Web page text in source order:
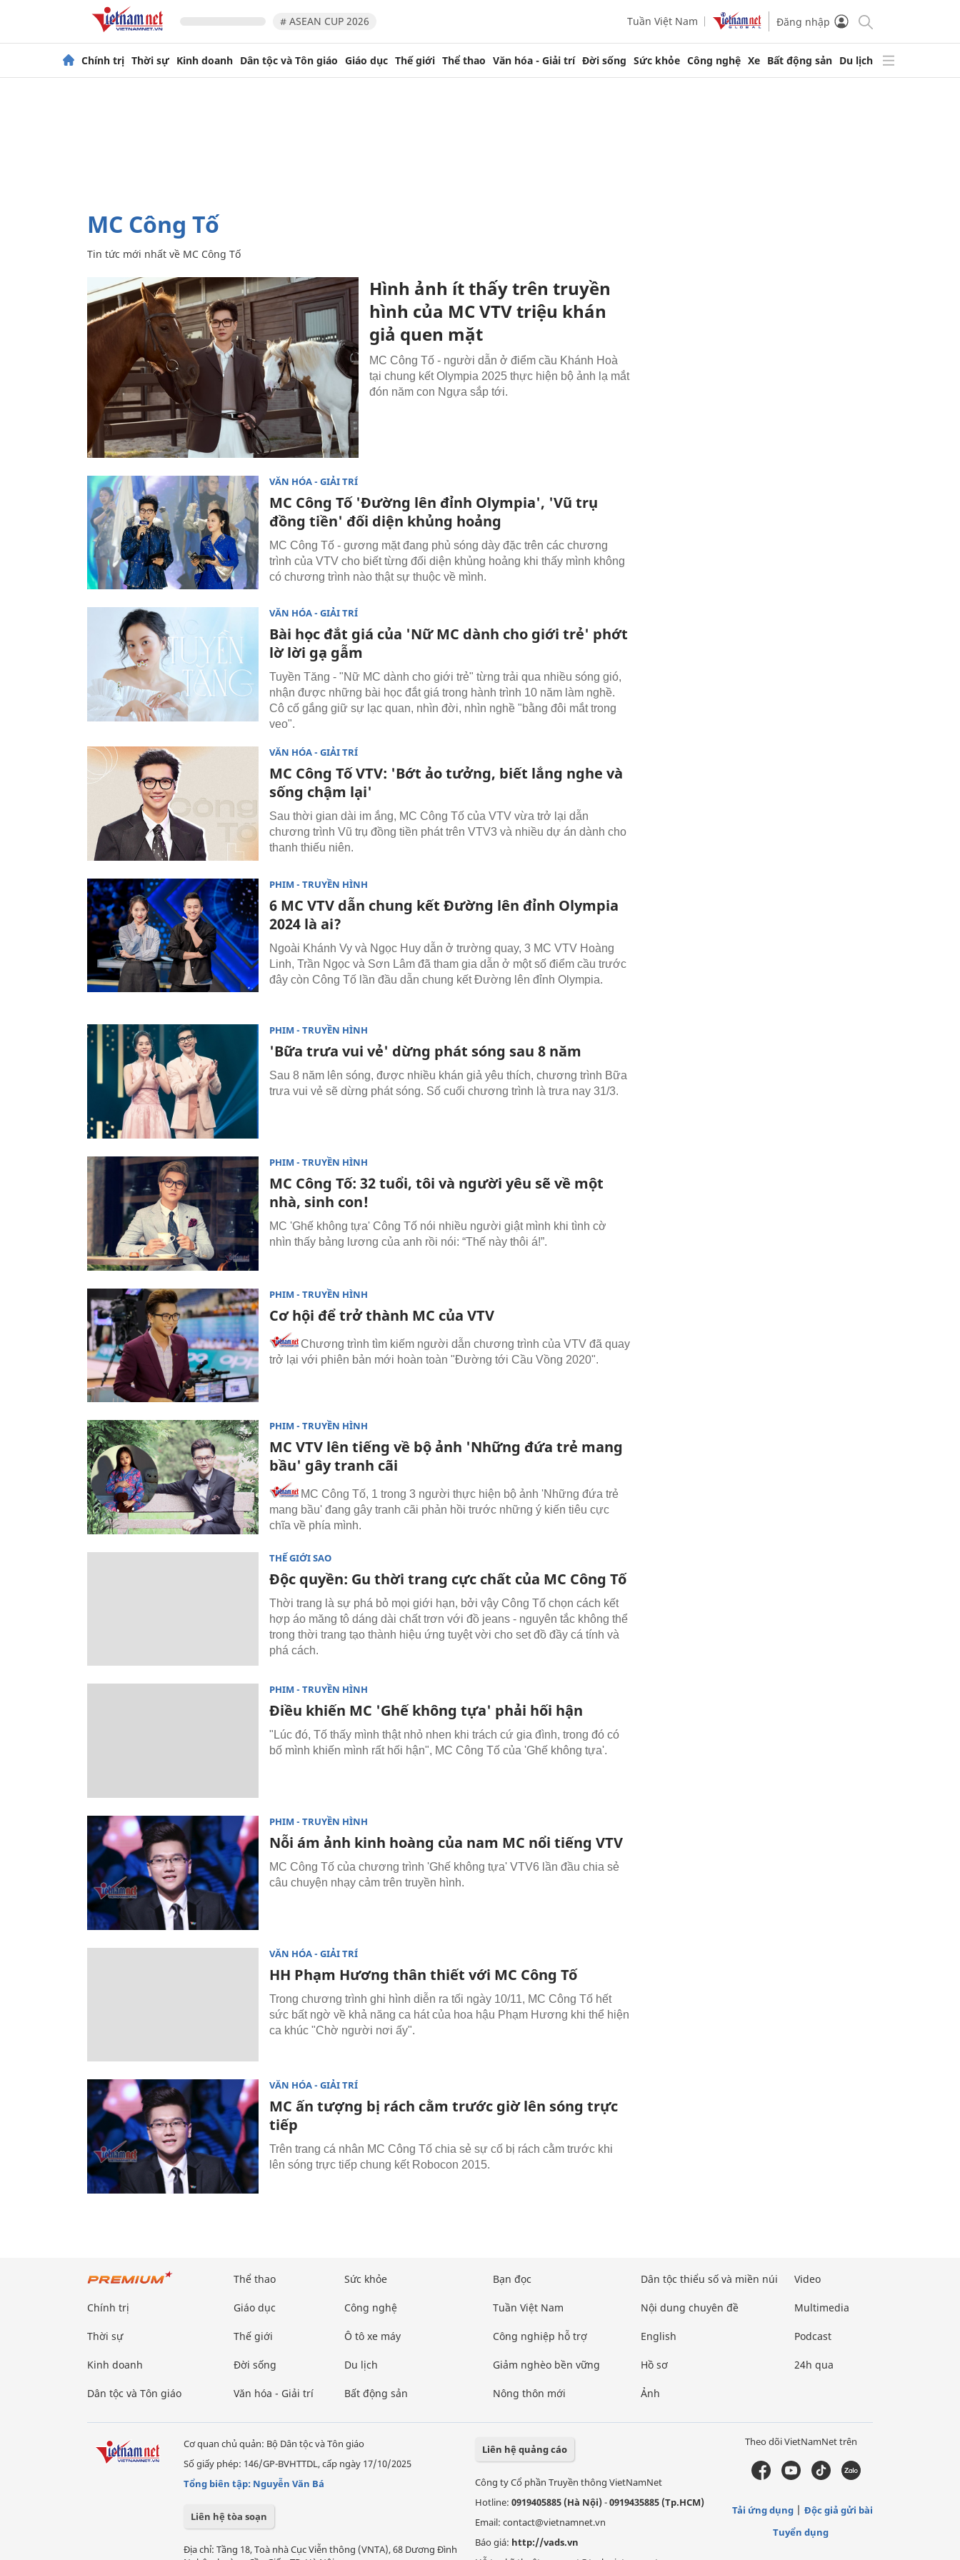
# ASEAN CUP 2026 Tuần Việt Nam Đăng nhập
Chính trị Thời sự Kinh doanh Dân tộc và Tôn giáo Giáo dục Thế giới Thể thao Văn hóa - Giải trí Đời sống Sức khỏe Công nghệ Xe Bất động sản Du lịch
MC Công Tố
Tin tức mới nhất về MC Công Tố
Hình ảnh ít thấy trên truyền
hình của MC VTV triệu khán
giả quen mặt
MC Công Tố - người dẫn ở điểm cầu Khánh Hoà
tại chung kết Olympia 2025 thực hiện bộ ảnh lạ mắt
đón năm con Ngựa sắp tới.
VĂN HÓA - GIẢI TRÍ
MC Công Tố 'Đường lên đỉnh Olympia', 'Vũ trụ
đồng tiền' đối diện khủng hoảng
MC Công Tố - gương mặt đang phủ sóng dày đặc trên các chương
trình của VTV cho biết từng đối diện khủng hoảng khi thấy mình không
có chương trình nào thật sự thuộc về mình.
VĂN HÓA - GIẢI TRÍ
Bài học đắt giá của 'Nữ MC dành cho giới trẻ' phớt
lờ lời gạ gẫm
Tuyền Tăng - "Nữ MC dành cho giới trẻ" từng trải qua nhiều sóng gió,
nhận được những bài học đắt giá trong hành trình 10 năm làm nghề.
Cô cố gắng giữ sự lạc quan, nhìn đời, nhìn nghề "bằng đôi mắt trong
veo".
VĂN HÓA - GIẢI TRÍ
MC Công Tố VTV: 'Bớt ảo tưởng, biết lắng nghe và
sống chậm lại'
Sau thời gian dài im ắng, MC Công Tố của VTV vừa trở lại dẫn
chương trình Vũ trụ đồng tiền phát trên VTV3 và nhiều dự án dành cho
thanh thiếu niên.
PHIM - TRUYỀN HÌNH
6 MC VTV dẫn chung kết Đường lên đỉnh Olympia
2024 là ai?
Ngoài Khánh Vy và Ngọc Huy dẫn ở trường quay, 3 MC VTV Hoàng
Linh, Trần Ngọc và Sơn Lâm đã tham gia dẫn ở một số điểm cầu trước
đây còn Công Tố lần đầu dẫn chung kết Đường lên đỉnh Olympia.
PHIM - TRUYỀN HÌNH
'Bữa trưa vui vẻ' dừng phát sóng sau 8 năm
Sau 8 năm lên sóng, được nhiều khán giả yêu thích, chương trình Bữa
trưa vui vẻ sẽ dừng phát sóng. Số cuối chương trình là trưa nay 31/3.
PHIM - TRUYỀN HÌNH
MC Công Tố: 32 tuổi, tôi và người yêu sẽ về một
nhà, sinh con!
MC 'Ghế không tựa' Công Tố nói nhiều người giật mình khi tình cờ
nhìn thấy bảng lương của anh rồi nói: “Thế này thôi á!”.
PHIM - TRUYỀN HÌNH
Cơ hội để trở thành MC của VTV
Chương trình tìm kiếm người dẫn chương trình của VTV đã quay
trở lại với phiên bản mới hoàn toàn "Đường tới Cầu Vồng 2020".
PHIM - TRUYỀN HÌNH
MC VTV lên tiếng về bộ ảnh 'Những đứa trẻ mang
bầu' gây tranh cãi
MC Công Tố, 1 trong 3 người thực hiện bộ ảnh 'Những đứa trẻ
mang bầu' đang gây tranh cãi phản hồi trước những ý kiến tiêu cực
chĩa về phía mình.
THẾ GIỚI SAO
Độc quyền: Gu thời trang cực chất của MC Công Tố
Thời trang là sự phá bỏ mọi giới hạn, bởi vậy Công Tố chọn cách kết
hợp áo măng tô dáng dài chất trơn với đồ jeans - nguyên tắc không thể
trong thời trang tạo thành hiệu ứng tuyệt vời cho set đồ đầy cá tính và
phá cách.
PHIM - TRUYỀN HÌNH
Điều khiến MC 'Ghế không tựa' phải hối hận
"Lúc đó, Tố thấy mình thật nhỏ nhen khi trách cứ gia đình, trong đó có
bố mình khiến mình rất hối hận", MC Công Tố của 'Ghế không tựa'.
PHIM - TRUYỀN HÌNH
Nỗi ám ảnh kinh hoàng của nam MC nổi tiếng VTV
MC Công Tố của chương trình 'Ghế không tựa' VTV6 lần đầu chia sẻ
câu chuyện nhạy cảm trên truyền hình.
VĂN HÓA - GIẢI TRÍ
HH Phạm Hương thân thiết với MC Công Tố
Trong chương trình ghi hình diễn ra tối ngày 10/11, MC Công Tố hết
sức bất ngờ về khả năng ca hát của hoa hậu Phạm Hương khi thể hiện
ca khúc "Chờ người nơi ấy".
VĂN HÓA - GIẢI TRÍ
MC ấn tượng bị rách cằm trước giờ lên sóng trực
tiếp
Trên trang cá nhân MC Công Tố chia sẻ sự cố bị rách cằm trước khi
lên sóng trực tiếp chung kết Robocon 2015.
Chính trị
Thời sự
Kinh doanh
Dân tộc và Tôn giáo
Thể thao
Giáo dục
Thế giới
Đời sống
Văn hóa - Giải trí
Sức khỏe
Công nghệ
Ô tô xe máy
Du lịch
Bất động sản
Bạn đọc
Tuần Việt Nam
Công nghiệp hỗ trợ
Giảm nghèo bền vững
Nông thôn mới
Dân tộc thiểu số và miền núi
Nội dung chuyên đề
English
Hồ sơ
Ảnh
Video
Multimedia
Podcast
24h qua
Cơ quan chủ quản: Bộ Dân tộc và Tôn giáo
Số giấy phép: 146/GP-BVHTTDL, cấp ngày 17/10/2025
Tổng biên tập: Nguyễn Văn Bá
Liên hệ tòa soạn
Địa chỉ: Tầng 18, Toà nhà Cục Viễn thông (VNTA), 68 Dương Đình
Liên hệ quảng cáo
Công ty Cổ phần Truyền thông VietNamNet
Hotline: 0919405885 (Hà Nội)-0919435885 (Tp.HCM)
Email: contact@vietnamnet.vn
Báo giá: http://vads.vn
Theo dõi VietNamNet trên
Tải ứng dụng
Độc giả gửi bài
Tuyển dụng